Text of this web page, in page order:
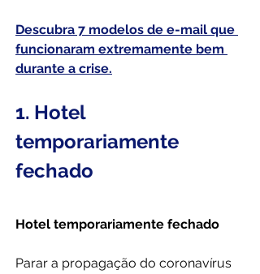
Descubra 7 modelos de e-mail que
funcionaram extremamente bem
durante a crise.
1. Hotel
temporariamente
fechado
Hotel temporariamente fechado
Parar a propagação do coronavírus